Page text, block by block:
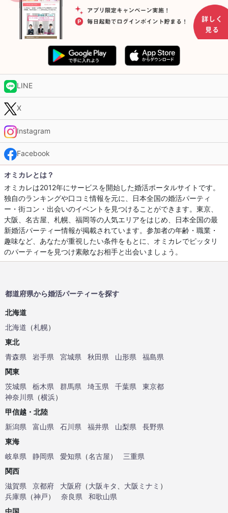
LINE
X
Instagram
Facebook
オミカレとは？
オミカレは2012年にサービスを開始した婚活ポータルサイトです。
独自のランキングや口コミ情報を元に、日本全国の婚活パーティ
ー・街コン・出会いのイベントを見つけることができます。東京、
大阪、名古屋、札幌、福岡等の人気エリアをはじめ、日本全国の最
新婚活パーティー情報が掲載されています。参加者の年齢・職業・
趣味など、あなたが重視したい条件をもとに、オミカレでピッタリ
のパーティーを見つけ素敵なお相手と出会いましょう。
都道府県から婚活パーティーを探す
北海道
北海道 （札幌）
東北
青森県
岩手県 宮城県 秋田県 山形県
福島県
関東
茨城県
栃木県 群馬県 埼玉県 千葉県
東京都
神奈川県 （横浜）
甲信越・北陸
新潟県
富山県 石川県 福井県 山梨県
長野県
東海
岐阜県
静岡県 愛知県 （名古屋）
三重県
関西
滋賀県
京都府 大阪府 （大阪キタ 大阪ミナミ ）
兵庫県 （神戸） 奈良県
和歌山県
中国